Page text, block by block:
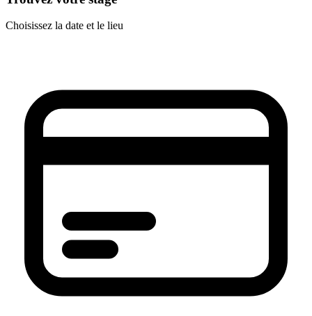
Choisissez la date et le lieu